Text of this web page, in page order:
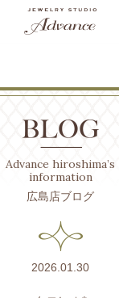
ブライダルリング>クロレ＊*
Advance hiroshima’s
information
広島店ブログ
2026.01.30